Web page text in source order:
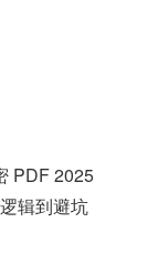
PDF 2025
辑到避坑